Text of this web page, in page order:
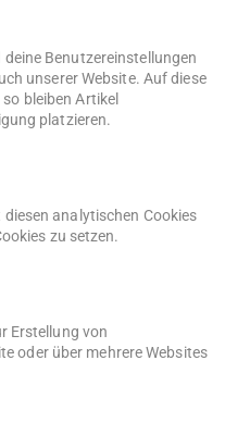
Benutzereinstellungen
unserer Website. Auf diese
bleiben Artikel
platzieren.
analytischen Cookies
zu setzen.
Erstellung von
oder über mehrere Websites